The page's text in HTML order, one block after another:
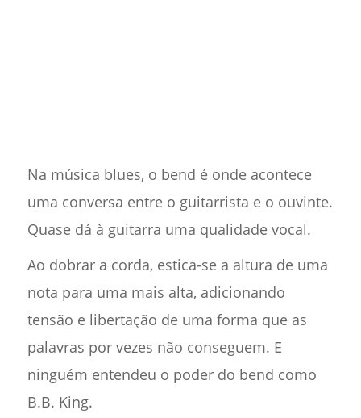
Na música blues, o bend é onde acontece
uma conversa entre o guitarrista e o ouvinte.
Quase dá à guitarra uma qualidade vocal.
Ao dobrar a corda, estica-se a altura de uma
nota para uma mais alta, adicionando
tensão e libertação de uma forma que as
palavras por vezes não conseguem. E
ninguém entendeu o poder do bend como
B.B. King.